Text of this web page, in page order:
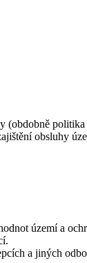
(obdobně
obsluhy
území a
a jiných